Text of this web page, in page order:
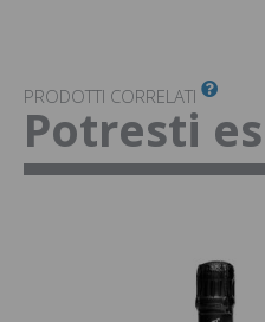
PRODOTTI CORRELATI
Potresti